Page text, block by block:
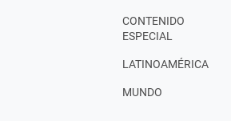
CONTENIDO
ESPECIAL
LATINOAMÉRICA
MUNDO